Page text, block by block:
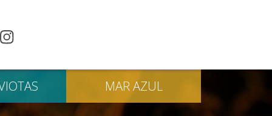
MARAZUL